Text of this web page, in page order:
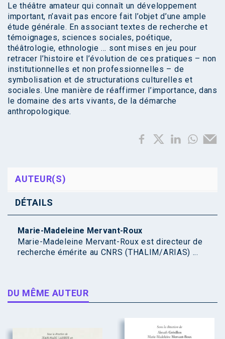
Le théâtre amateur qui connaît un développement
important, n’avait pas encore fait l’objet d’une ample
étude générale. En associant textes de recherche et
témoignages, sciences sociales, poétique,
théâtrologie, ethnologie … sont mises en jeu pour
retracer l’histoire et l’évolution de ces pratiques – non
institutionnelles et non professionnelles – de
symbolisation et de structurations culturelles et
sociales. Une manière de réaffirmer l’importance, dans
le domaine des arts vivants, de la démarche
anthropologique.
AUTEUR(S)
DÉTAILS
Marie-Madeleine Mervant-Roux
Marie-Madeleine Mervant-Roux est directeur de
recherche émérite au CNRS (THALIM/ARIAS) ...
DU MÊME AUTEUR